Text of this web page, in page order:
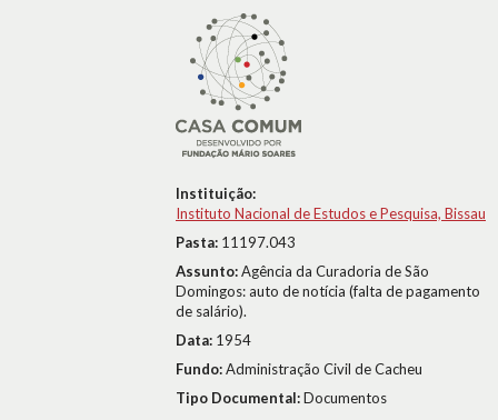
Instituição:
Instituto Nacional de Estudos e Pesquisa, Bissau
Pasta: 11197.043
Assunto:Agência da Curadoria de São
Domingos: auto de notícia (falta de pagamento
de salário).
Data: 1954
Fundo:Administração Civil de Cacheu
Tipo Documental:Documentos